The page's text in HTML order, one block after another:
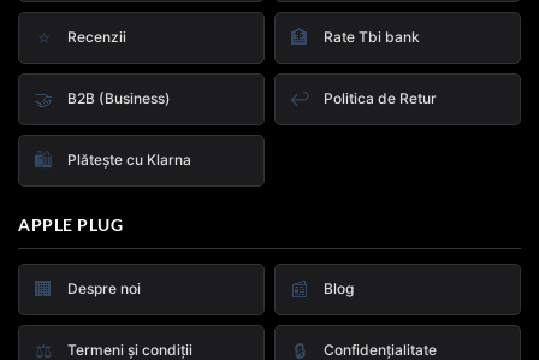
⭐ Recenzii 🏦 Rate Tbi bank
🤝 B2B (Business) ↩️ Politica de Retur
🛍️ Plătește cu Klarna
APPLE PLUG
🏢 Despre noi 📰 Blog
⚖️ Termeni și condiții 🔒 Confidențialitate